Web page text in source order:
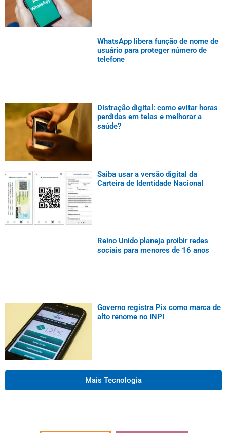
WhatsApp libera função de nome de
usuário para proteger número de
telefone
Distração digital: como evitar horas
perdidas em telas e melhorar a
saúde?
Saiba usar a versão digital da
Carteira de Identidade Nacional
Reino Unido planeja proibir redes
sociais para menores de 16 anos
Governo registra Pix como marca de
alto renome no INPI
Mais Tecnologia